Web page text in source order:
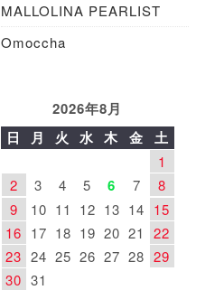
MALLOLINA PEARLIST
Omoccha
2026年8月
日
月 火 水 木 金 土
1
2
3 4 5 6 7
8
9
10 11 12 13 14 15
16 17 18 19 20 21
22
23 24 25 26 27 28 29
30 31